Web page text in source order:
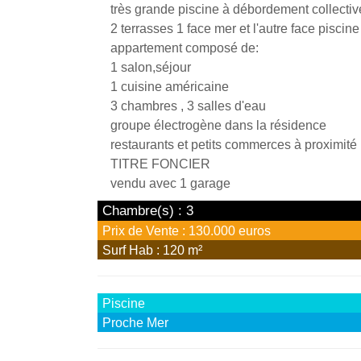
très grande piscine à débordement
2 terrasses 1 face mer et l'autre face piscine
appartement composé de:
1 salon,séjour
1 cuisine américaine
3 chambres , 3 salles d'eau
groupe électrogène dans la résidence
restaurants et petits commerces à proximité
TITRE FONCIER
vendu avec 1 garage
Chambre(s) : 3
Prix de Vente : 130.000 euros
Surf Hab : 120 m²
Piscine
Proche Mer